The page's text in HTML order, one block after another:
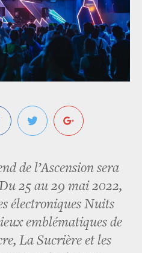
de l’Ascension sera
25 au 29 mai 2022,
électroniques Nuits
emblématiques de
La Sucrière et les